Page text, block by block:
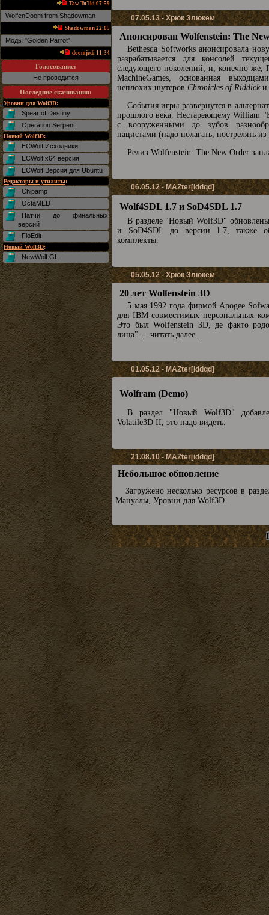
Taw Tu'lki 07:59
WolfenDoom from Shadowman
Shadowman 22:05
Mоды "Golden Parrot"
doomjedi 11:34
Голосование:
Не проводится
Последние скачивания:
Уровни для Wolf3D:
Spear of Destiny
Operation Serpent
Новый Wolf3D:
ECWolf Исходники
ECWolf x64 версия
ECWolf Версия для Ubuntu
Редакторы и утилиты:
Chipamp
OctaMED
Патчи до финальных
версий
FloEdit
Новый Wolf3D:
NewWolf GL
07.05.13 - Хрюк Злюкем
Анонсирован Wolfenstein: The
Bethesda Softworks анонсировала
разрабатывается для консолей
следующего поколений, и, конечно же,
MachineGames, основанная
неплохих шутеров Chronicles of Riddick и
События игры развернутся в
прошлого века. Нестареющему William
с вооруженными до зубов
нацистами (надо полагать, пострелять
Релиз Wolfenstein: The New Order
06.05.12 - MAZter[iddqd]
Wolf4SDL 1.7 и SoD4SDL 1.7
В разделе "Новый Wolf3D"
и SoD4SDLдо версии 1.7, также
комплекты.
05.05.12 - Хрюк Злюкем
20 лет Wolfenstein 3D
5 мая 1992 года фирмой Apogee
для IBM-совместимых персональных
Это был Wolfenstein 3D, де факто
лица". ...читать далее.
01.05.12 - MAZter[iddqd]
Wolfram (Demo)
В раздел "Новый Wolf3D"
Volatile3D II, это надо видеть.
21.08.10 - MAZter[iddqd]
Небольшое обновление
Загружено несколько ресурсов в
Мануалы, Уровни для Wolf3D.